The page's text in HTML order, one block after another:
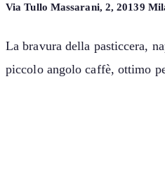
Via Tullo Massarani, 2, 20139
La bravura della pasticcera,
piccolo angolo caffè, ottimo